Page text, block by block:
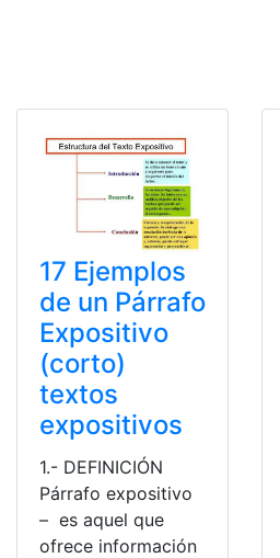
17 Ejemplos
de un Párrafo
Expositivo
(corto)
textos
expositivos
1.- DEFINICIÓN
Párrafo expositivo
– es aquel que
ofrece información